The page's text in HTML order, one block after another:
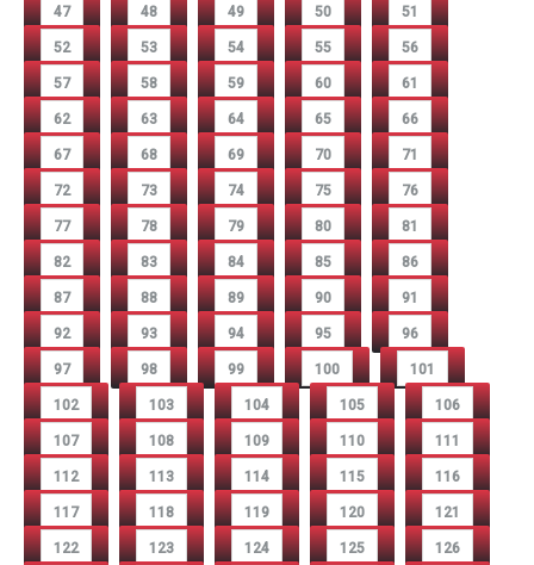
47 48 49 50 51
52 53 54 55 56
57 58 59 60 61
62 63 64 65 66
67 68 69 70 71
72 73 74 75 76
77 78 79 80 81
82 83 84 85 86
87 88 89 90 91
92 93 94 95 96
97 98 99 100 101
102 103 104 105 106
107 108 109 110 111
112 113 114 115 116
117 118 119 120 121
122 123 124 125 126